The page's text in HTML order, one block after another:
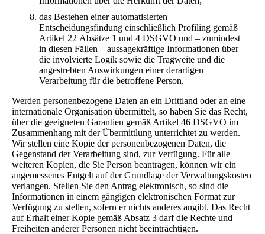
das Bestehen einer automatisierten
Entscheidungsfindung einschließlich Profiling gemäß
Artikel 22 Absätze 1 und 4 DSGVO und – zumindest
in diesen Fällen – aussagekräftige Informationen über
die involvierte Logik sowie die Tragweite und die
angestrebten Auswirkungen einer derartigen
Verarbeitung für die betroffene Person.
Werden personenbezogene Daten an ein Drittland oder an eine
internationale Organisation übermittelt, so haben Sie das Recht,
über die geeigneten Garantien gemäß Artikel 46 DSGVO im
Zusammenhang mit der Übermittlung unterrichtet zu werden.
Wir stellen eine Kopie der personenbezogenen Daten, die
Gegenstand der Verarbeitung sind, zur Verfügung. Für alle
weiteren Kopien, die Sie Person beantragen, können wir ein
angemessenes Entgelt auf der Grundlage der Verwaltungskosten
verlangen. Stellen Sie den Antrag elektronisch, so sind die
Informationen in einem gängigen elektronischen Format zur
Verfügung zu stellen, sofern er nichts anderes angibt. Das Recht
auf Erhalt einer Kopie gemäß Absatz 3 darf die Rechte und
Freiheiten anderer Personen nicht beeinträchtigen.